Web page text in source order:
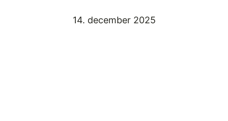
14. december 2025